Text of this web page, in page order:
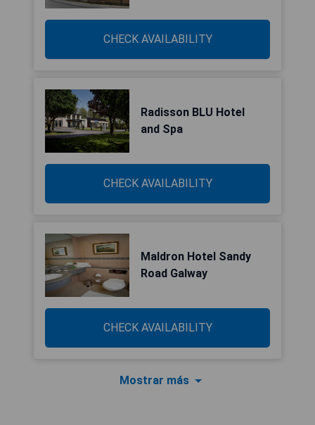
CHECK AVAILABILITY
Radisson BLU Hotel
and Spa
CHECK AVAILABILITY
Maldron Hotel Sandy
Road Galway
CHECK AVAILABILITY
Mostrar más